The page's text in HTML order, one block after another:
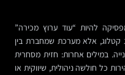
להיות “עוד ערוץ מכירה”
קטלוג, אלא מערכת שמחברת בין
במילים אחרות: חזית מסחרית
כל חולשה ניהולית, שיווקית או